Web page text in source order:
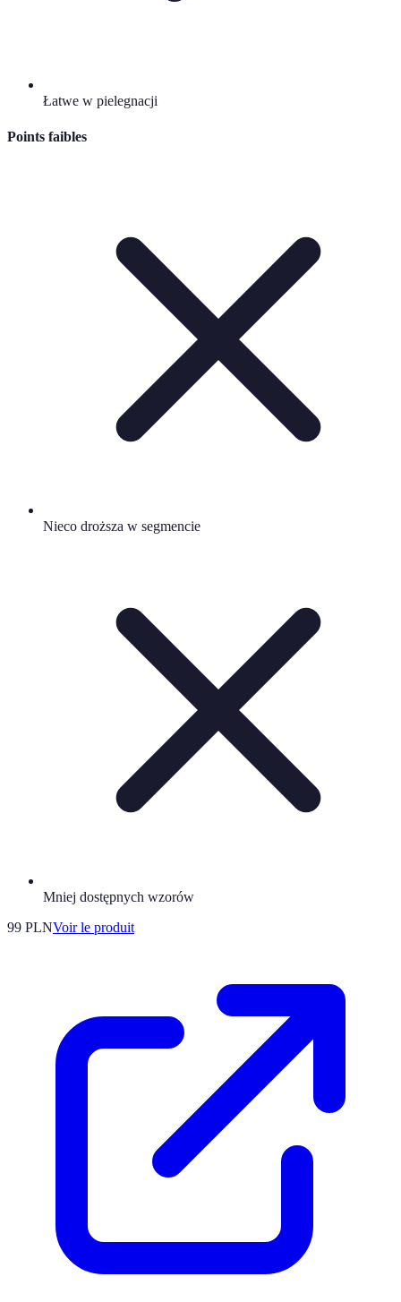
Łatwe w pielegnacji
Points faibles
Nieco droższa w segmencie
Mniej dostępnych wzorów
99 PLNVoir le produit